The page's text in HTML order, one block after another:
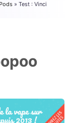
Pods » Test : Vinci